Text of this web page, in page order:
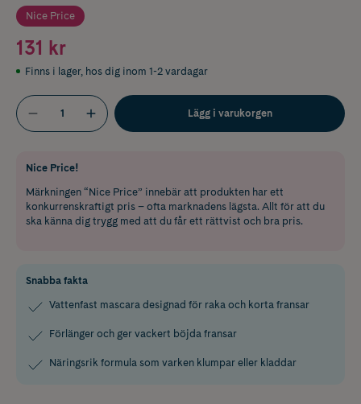
Nice Price
131 kr
Finns i lager, hos dig inom 1-2 vardagar
Lägg i varukorgen
Nice Price!
Märkningen “Nice Price” innebär att produkten har ett
konkurrenskraftigt pris – ofta marknadens lägsta. Allt för att du
ska känna dig trygg med att du får ett rättvist och bra pris.
Snabba fakta
Vattenfast mascara designad för raka och korta fransar
Förlänger och ger vackert böjda fransar
Näringsrik formula som varken klumpar eller kladdar